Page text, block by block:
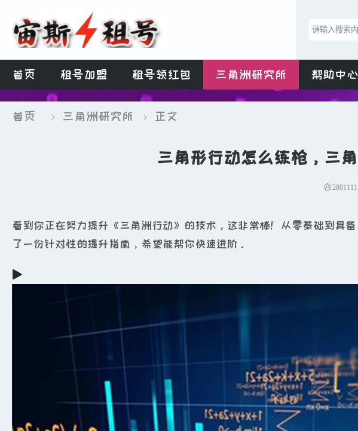
首页 租号加盟 租号领红包 三角洲研究所 帮助中心
首页  三角洲研究所  正文
三角形行动怎么练枪，三
看到你正在努力提升《三角洲行动》的技术，这非常棒！从零基础到
了一份针对性的提升指南，希望能帮你快速进阶。